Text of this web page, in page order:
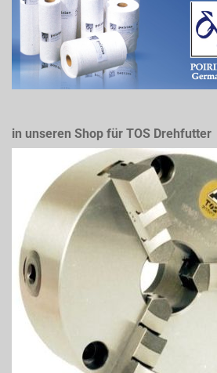
in unseren Shop für TOS Drehfutter